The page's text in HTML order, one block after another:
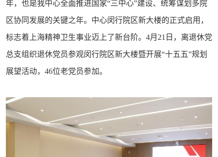
年，也是我中心全面推进国家“三中心”建设、统筹谋划多院
区协同发展的关键之年。中心闵行院区新大楼的正式启用，
标志着上海精神卫生事业迈上了新台阶。4月21日，离退休党
总支组织退休党员参观闵行院区新大楼暨开展“十五五”规划
展望活动，46位老党员参加。